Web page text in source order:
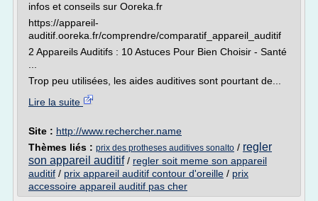
infos et conseils sur Ooreka.fr
https://appareil-
auditif.ooreka.fr/comprendre/comparatif_appareil_auditif
2 Appareils Auditifs : 10 Astuces Pour Bien Choisir - Santé
Trop peu utilisées, les aides auditives sont pourtant de...
Lire la suite
Site : http://www.rechercher.name
Thèmes liés : prix des protheses auditives sonalto / regler
son appareil auditif/ regler soit meme son appareil
auditif / prix appareil auditif contour d'oreille / prix
accessoire appareil auditif pas cher